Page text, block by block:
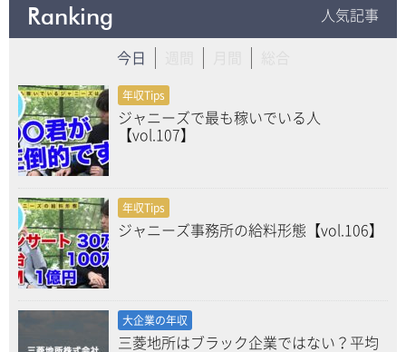
Ranking 人気記事
今日
年収Tips
ジャニーズで最も稼いでいる人
【vol.107】
年収Tips
ジャニーズ事務所の給料形態【vol.106】
大企業の年収
三菱地所はブラック企業ではない？平均